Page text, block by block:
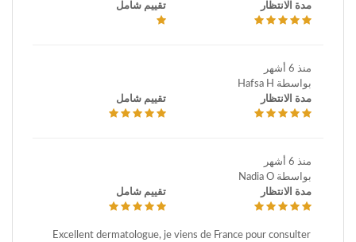
مدة الانتظار
تقييم شامل
منذ 6 أشهر
بواسطة Hafsa H
مدة الانتظار
تقييم شامل
منذ 6 أشهر
بواسطة Nadia O
مدة الانتظار
تقييم شامل
Excellent dermatologue, je viens de France pour consulter